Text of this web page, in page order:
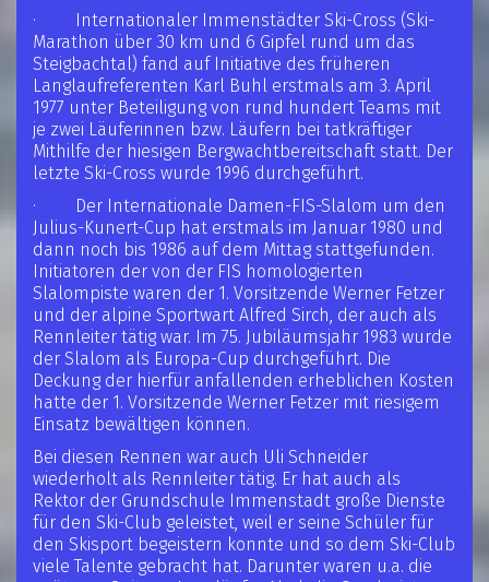
· Internationaler Immenstädter Ski-Cross (Ski-
Marathon über 30 km und 6 Gipfel rund um das
Steigbachtal) fand auf Initiative des früheren
Langlaufreferenten Karl Buhl erstmals am 3. April
1977 unter Beteiligung von rund hundert Teams mit
je zwei Läuferinnen bzw. Läufern bei tatkräftiger
Mithilfe der hiesigen Bergwachtbereitschaft statt. Der
letzte Ski-Cross wurde 1996 durchgeführt.
· Der Internationale Damen-FIS-Slalom um den
Julius-Kunert-Cup hat erstmals im Januar 1980 und
dann noch bis 1986 auf dem Mittag stattgefunden.
Initiatoren der von der FIS homologierten
Slalompiste waren der 1. Vorsitzende Werner Fetzer
und der alpine Sportwart Alfred Sirch, der auch als
Rennleiter tätig war. Im 75. Jubiläumsjahr 1983 wurde
der Slalom als Europa-Cup durchgeführt. Die
Deckung der hierfür anfallenden erheblichen Kosten
hatte der 1. Vorsitzende Werner Fetzer mit riesigem
Einsatz bewältigen können.
Bei diesen Rennen war auch Uli Schneider
wiederholt als Rennleiter tätig. Er hat auch als
Rektor der Grundschule Immenstadt große Dienste
für den Ski-Club geleistet, weil er seine Schüler für
den Skisport begeistern konnte und so dem Ski-Club
viele Talente gebracht hat. Darunter waren u.a. die